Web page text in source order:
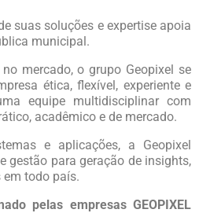
suas soluções e expertise apoia
municipal.
mercado, o grupo Geopixel se
ética, flexível, experiente e
equipe multidisciplinar com
acadêmico e de mercado.
e aplicações, a Geopixel
gestão para geração de insights,
em todo país.
pelas empresas GEOPIXEL